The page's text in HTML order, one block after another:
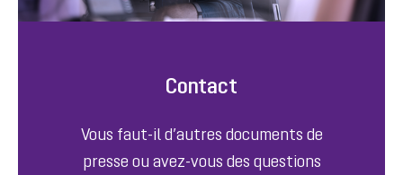
Contact
Vous faut-il d’autres documents de
presse ou avez-vous des questions